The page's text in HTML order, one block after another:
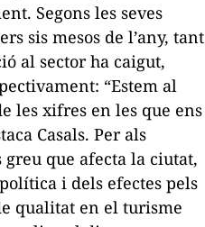
Segons les seves
sis mesos de l’any, tant
al sector ha caigut,
“Estem al
les xifres en les que ens
Casals. Per als
que afecta la ciutat,
i dels efectes pels
qualitat en el turisme